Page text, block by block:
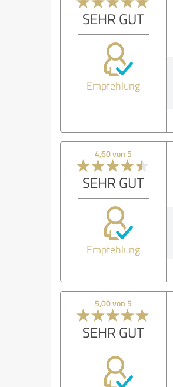
SEHR GUT
Empfehlung
4,60 von 5
SEHR GUT
Empfehlung
5,00 von 5
SEHR GUT